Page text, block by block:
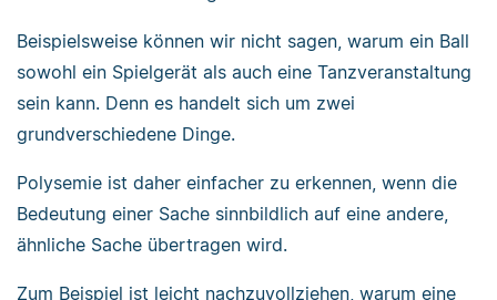
Beispielsweise können wir nicht sagen, warum ein Ball
sowohl ein Spielgerät als auch eine Tanzveranstaltung
sein kann. Denn es handelt sich um zwei
grundverschiedene Dinge.
Polysemie ist daher einfacher zu erkennen, wenn die
Bedeutung einer Sache sinnbildlich auf eine andere,
ähnliche Sache übertragen wird.
Zum Beispiel ist leicht nachzuvollziehen, warum eine